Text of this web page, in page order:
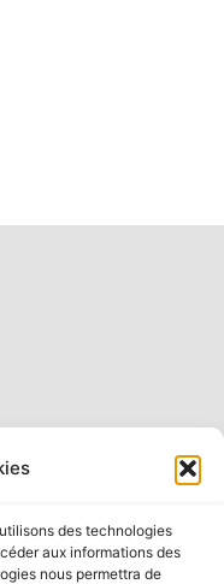
des technologies
aux informations des
nous permettra de